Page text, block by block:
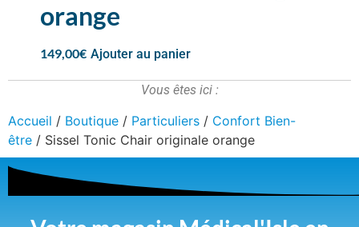
orange
149,00€ Ajouter au panier
Vous êtes ici :
Accueil / Boutique / Particuliers / Confort Bien-
être / Sissel Tonic Chair originale orange